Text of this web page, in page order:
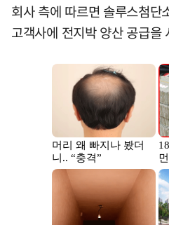
회사 측에 따르면 솔루스첨
고객사에 전지박 양산 공급을